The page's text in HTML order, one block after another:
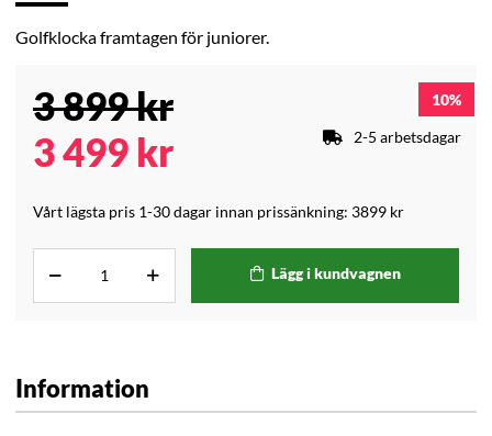
Golfklocka framtagen för juniorer.
3 899kr
3 499 kr
Vårt lägsta pris 1-30 dagar innan prissänkning: 3899 kr
10
2-5 arbetsdagar
Lägg i kundvagnen
Information